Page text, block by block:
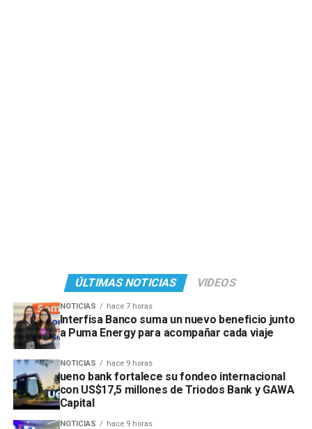
ÚLTIMAS NOTICIAS VIDEOS
NOTICIAS hace 7 horas
Interfisa Banco suma un nuevo beneficio junto
a Puma Energy para acompañar cada viaje
NOTICIAS hace 9 horas
ueno bank fortalece su fondeo internacional
con US$17,5 millones de Triodos Bank y GAWA
Capital
NOTICIAS hace 9 horas